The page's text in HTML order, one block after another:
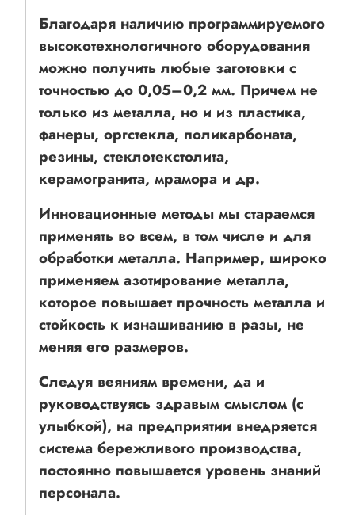
Благодаря наличию программируемого
высокотехнологичного оборудования
можно получить любые заготовки с
точностью до 0,05–0,2 мм. Причем не
только из металла, но и из пластика,
фанеры, оргстекла, поликарбоната,
резины, стеклотекстолита,
керамогранита, мрамора и др.
Инновационные методы мы стараемся
применять во всем, в том числе и для
обработки металла. Например, широко
применяем азотирование металла,
которое повышает прочность металла и
стойкость к изнашиванию в разы, не
меняя его размеров.
Следуя веяниям времени, да и
руководствуясь здравым смыслом (с
улыбкой), на предприятии внедряется
система бережливого производства,
постоянно повышается уровень знаний
персонала.